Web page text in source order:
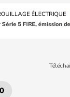
ÉLECTRIQUE
5 FIRE, émission